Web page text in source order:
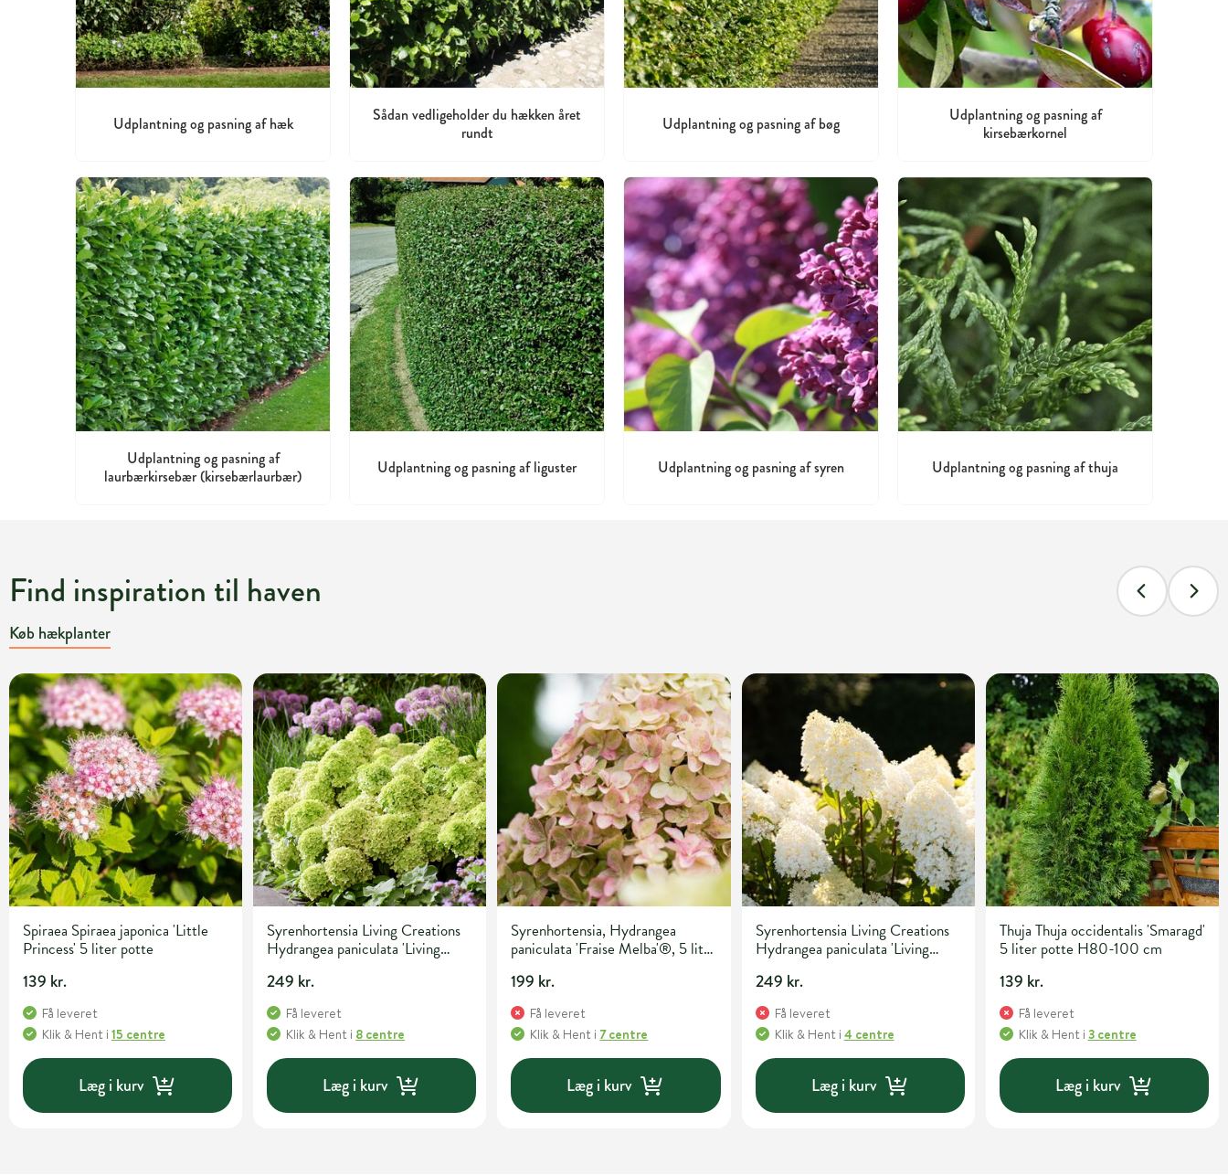
Udplantning og pasning af hæk
Sådan vedligeholder du hækken året
rundt
Udplantning og pasning af bøg
Udplantning og pasning af
kirsebærkornel
Udplantning og pasning af
laurbærkirsebær (kirsebærlaurbær)
Udplantning og pasning af liguster Udplantning og pasning af syren Udplantning og pasning af thuja
Find inspiration til haven
Køb hækplanter
Spiraea Spiraea japonica 'Little
Princess' 5 liter potte
139 kr.
Få leveret
Klik & Hent i 15 centre
Læg i kurv
Syrenhortensia Living Creations
Hydrangea paniculata 'Living
249 kr.
Få leveret
Klik & Hent i 8 centre
Læg i kurv
Syrenhortensia, Hydrangea
paniculata 'Fraise Melba'®, 5 liter
199 kr.
Få leveret
Klik & Hent i 7 centre
Læg i kurv
Syrenhortensia Living Creations
Hydrangea paniculata 'Living
249 kr.
Få leveret
Klik & Hent i 4 centre
Læg i kurv
Thuja Thuja occidentalis 'Smaragd'
5 liter potte H80-100 cm
139 kr.
Få leveret
Klik & Hent i 3 centre
Læg i kurv